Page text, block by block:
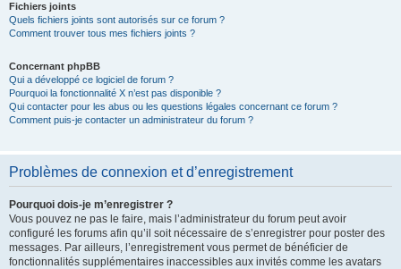
Fichiers joints
Quels fichiers joints sont autorisés sur ce forum ?
Comment trouver tous mes fichiers joints ?
Concernant phpBB
Qui a développé ce logiciel de forum ?
Pourquoi la fonctionnalité X n’est pas disponible ?
Qui contacter pour les abus ou les questions légales concernant ce forum ?
Comment puis-je contacter un administrateur du forum ?
Problèmes de connexion et d’enregistrement
Pourquoi dois-je m’enregistrer ?
Vous pouvez ne pas le faire, mais l’administrateur du forum peut avoir
configuré les forums afin qu’il soit nécessaire de s’enregistrer pour poster des
messages. Par ailleurs, l’enregistrement vous permet de bénéficier de
fonctionnalités supplémentaires inaccessibles aux invités comme les avatars